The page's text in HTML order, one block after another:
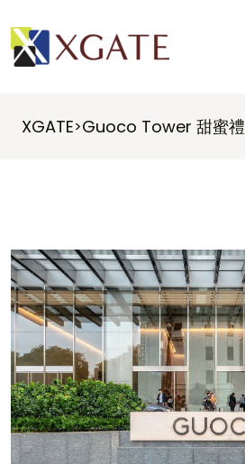
XGATE>Guoco Tower 甜蜜